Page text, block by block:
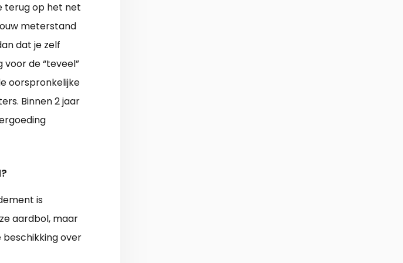
terug op het net
meterstand
dat je zelf
de “teveel”
oorspronkelijke
Binnen 2 jaar
is
aardbol, maar
beschikking over